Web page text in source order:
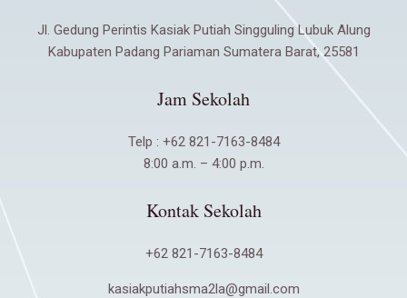
Jl. Gedung Perintis Kasiak Putiah Singguling Lubuk Alung
Kabupaten Padang Pariaman Sumatera Barat, 25581
Jam Sekolah
Telp : +62 821-7163-8484
8:00 a.m. – 4:00 p.m.
Kontak Sekolah
+62 821-7163-8484
kasiakputiahsma2la@gmail.com